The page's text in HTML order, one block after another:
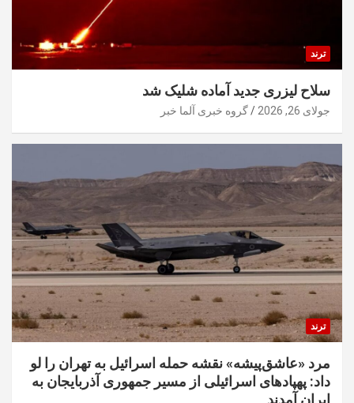
ترند
سلاح لیزری جدید آماده شلیک شد
جولای 26, 2026 گروه خبری آلما خبر
ترند
مرد «عاشق‌پیشه» نقشه حمله اسرائیل به تهران را لو
داد: پهپادهای اسرائیلی از مسیر جمهوری آذربایجان به
ایران آمدند